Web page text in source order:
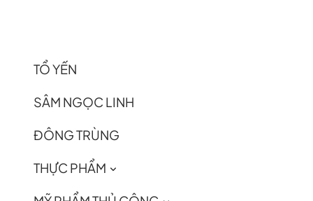
TỔ YẾN
SÂM NGỌC LINH
ĐÔNG TRÙNG
THỰC PHẨM